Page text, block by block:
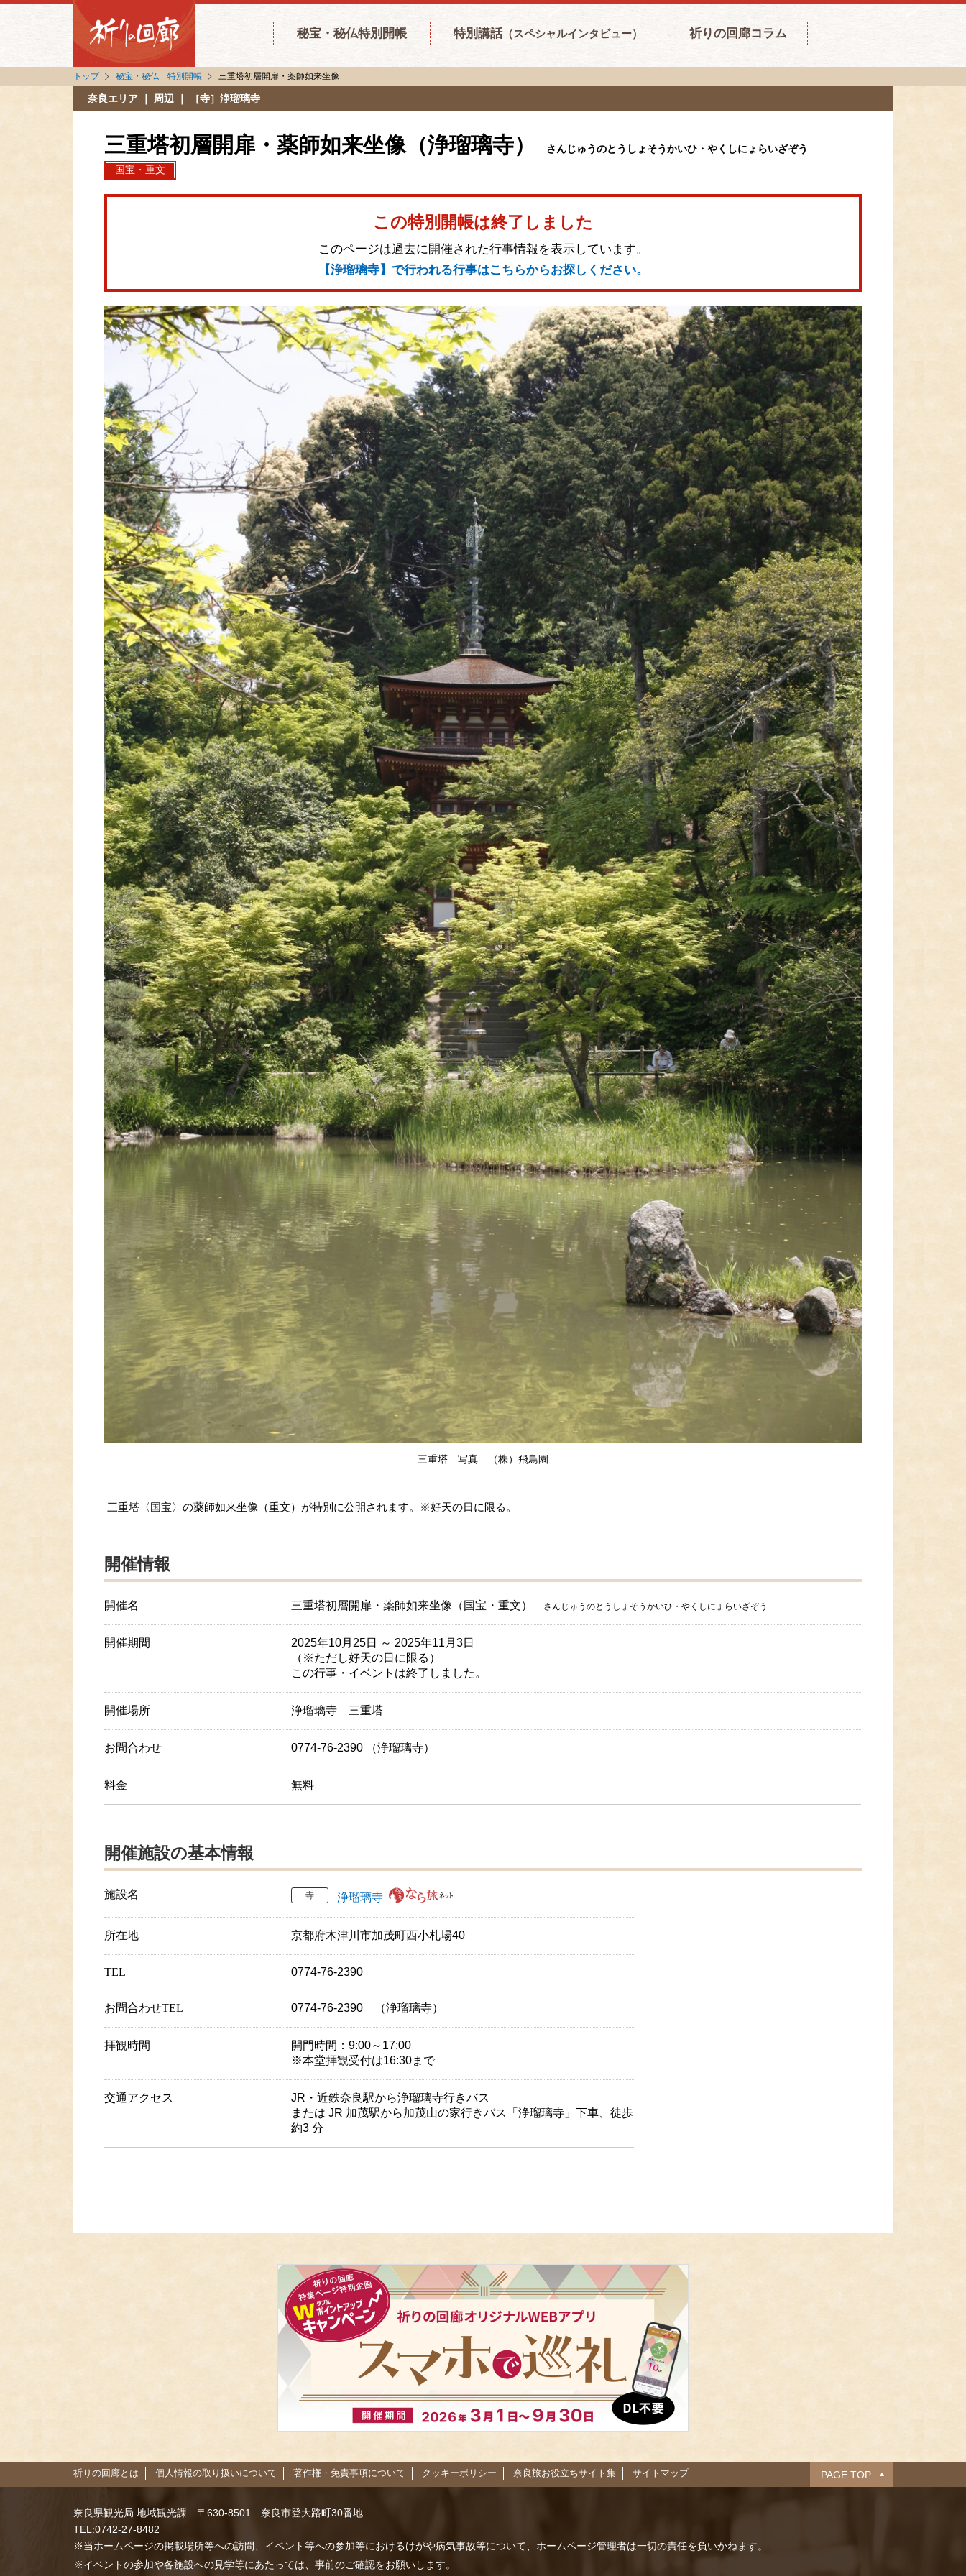
秘宝・秘仏特別開帳 特別講話（スペシャルインタビュー） 祈りの回廊コラム
トップ 秘宝・秘仏 特別開帳 三重塔初層開扉・薬師如来坐像
奈良エリア ｜ 周辺 ｜ ［寺］浄瑠璃寺
三重塔初層開扉・薬師如来坐像（浄瑠璃寺） さんじゅうのとうしょそうかいひ・やくしにょらいざぞう
国宝・重文
この特別開帳は終了しました
このページは過去に開催された行事情報を表示しています。
【浄瑠璃寺】で行われる行事はこちらからお探しください。
三重塔 写真 （株）飛鳥園
三重塔〈国宝〉の薬師如来坐像（重文）が特別に公開されます。※好天の日に限る。
開催情報
開催名 三重塔初層開扉・薬師如来坐像（国宝・重文） さんじゅうのとうしょそうかいひ・やくしにょらいざぞう
開催期間
2025年10月25日 ～ 2025年11月3日
（※ただし好天の日に限る）
この行事・イベントは終了しました。
開催場所 浄瑠璃寺 三重塔
お問合わせ 0774-76-2390 （浄瑠璃寺）
料金 無料
開催施設の基本情報
施設名 寺 浄瑠璃寺
所在地 京都府木津川市加茂町西小札場40
TEL 0774-76-2390
お問合わせTEL 0774-76-2390 （浄瑠璃寺）
拝観時間
開門時間：9:00～17:00
※本堂拝観受付は16:30まで
交通アクセス
JR・近鉄奈良駅から浄瑠璃寺行きバス
または JR 加茂駅から加茂山の家行きバス「浄瑠璃寺」下車、徒歩
約3 分
祈りの回廊とは 個人情報の取り扱いについて 著作権・免責事項について クッキーポリシー 奈良旅お役立ちサイト集 サイトマップ PAGE TOP
奈良県観光局 地域観光課 〒630-8501 奈良市登大路町30番地
TEL:0742-27-8482
※当ホームページの掲載場所等への訪問、イベント等への参加等におけるけがや病気事故等について、ホームページ管理者は一切の責任を負いかねます。
※イベントの参加や各施設への見学等にあたっては、事前のご確認をお願いします。